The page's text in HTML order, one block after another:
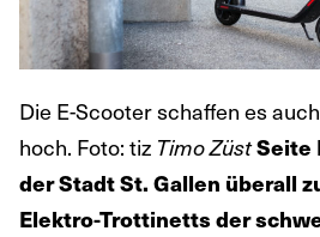
Die E-Scooter schaffen es
hoch. Foto: tiz Timo ZüstSeite
der Stadt St. Gallen überall
Elektro-Trottinetts der